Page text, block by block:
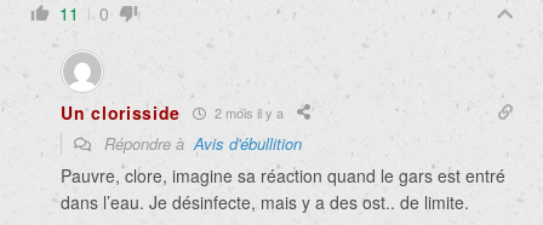
11 0
Un clorisside 2 mois il y a
Répondre àAvis d'ébullition
Pauvre, clore, imagine sa réaction quand le gars est entré
dans l’eau. Je désinfecte, mais y a des ost.. de limite.